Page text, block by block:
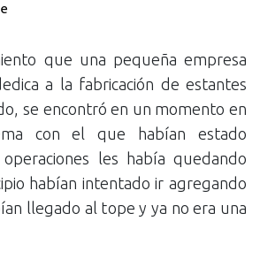
que una pequeña empresa
a la fabricación de estantes
se encontró en un momento en
con el que habían estado
les había quedando
habían intentado ir agregando
llegado al tope y ya no era una